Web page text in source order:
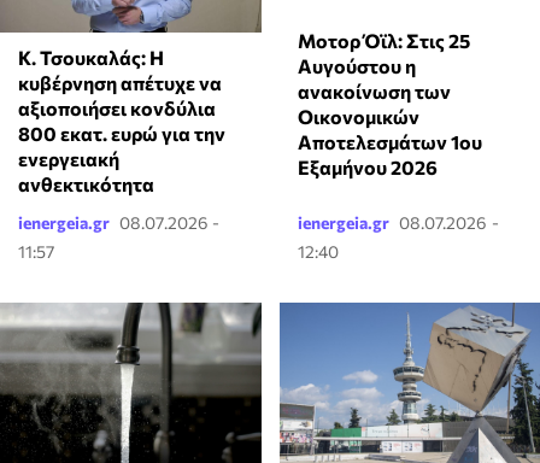
Κ. Τσουκαλάς: Η
κυβέρνηση απέτυχε να
αξιοποιήσει κονδύλια
800 εκατ. ευρώ για την
ενεργειακή
ανθεκτικότητα
ienergeia.gr 08.07.2026 -
11:57
Μοτορ Όϊλ: Στις 25
Αυγούστου η
ανακοίνωση των
Οικονομικών
Αποτελεσμάτων 1ου
Εξαμήνου 2026
ienergeia.gr 08.07.2026 -
12:40